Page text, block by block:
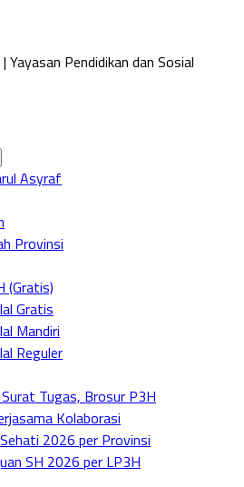
Pendidikan dan Sosial
Asyraf
Provinsi
(Gratis)
Gratis
Mandiri
Reguler
Tugas, Brosur P3H
Kolaborasi
2026 per Provinsi
SH 2026 per LP3H